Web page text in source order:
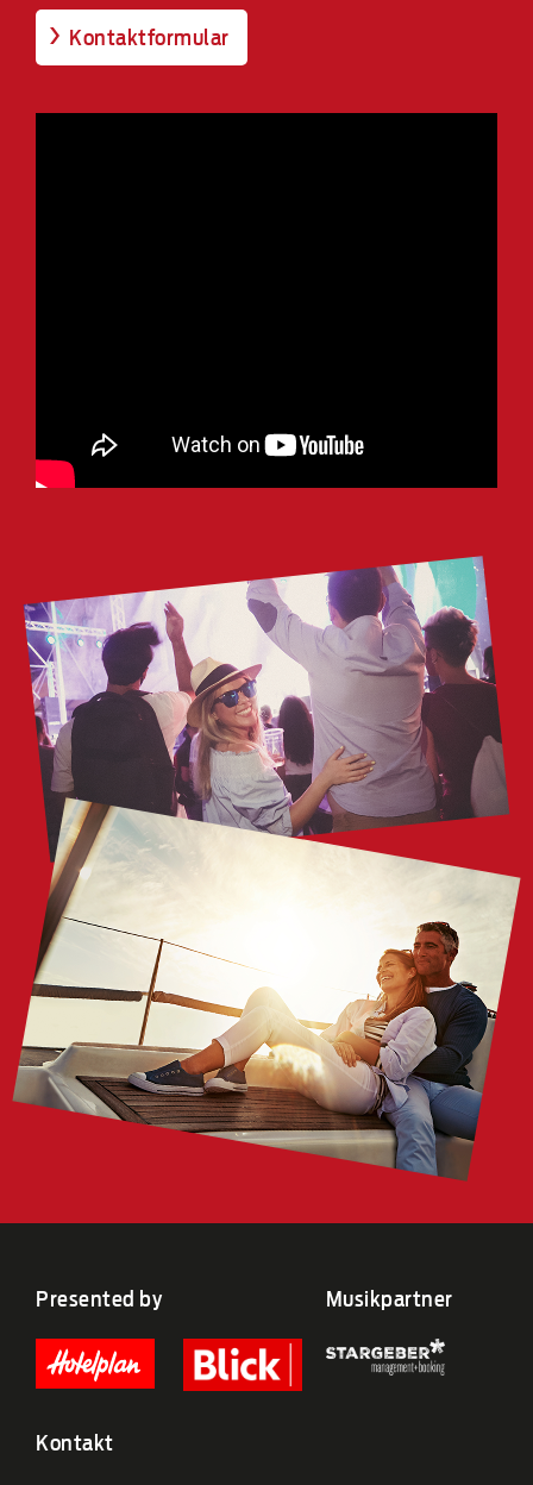
Kontaktformular
Presented by Musikpartner
Kontakt